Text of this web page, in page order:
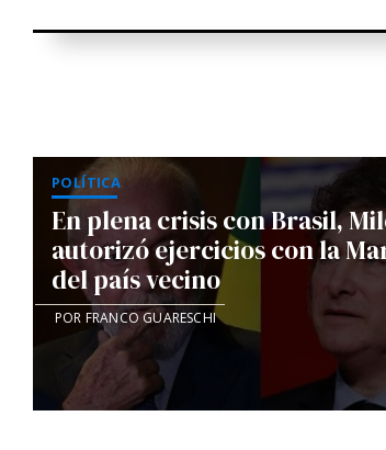
POLÍTICA
En plena crisis con Brasil,
autorizó ejercicios con la
del país vecino
POR FRANCO GUARESCHI